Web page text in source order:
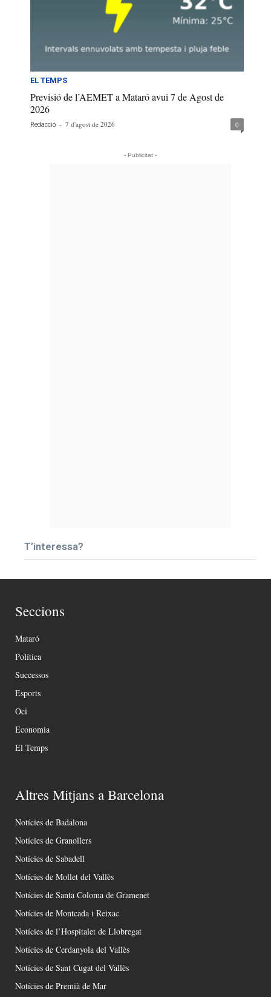
EL TEMPS
Previsió de l’AEMET a Mataró avui 7 de Agost de
2026
Redacció - 7 d'agost de 2026 0
- Publicitat -
T’interessa?
Seccions
Mataró
Política
Successos
Esports
Oci
Economia
El Temps
Altres Mitjans a Barcelona
Notícies de Badalona
Notícies de Granollers
Notícies de Sabadell
Notícies de Mollet del Vallès
Notícies de Santa Coloma de Gramenet
Notícies de Montcada i Reixac
Notícies de l’Hospitalet de Llobregat
Notícies de Cerdanyola del Vallès
Notícies de Sant Cugat del Vallès
Notícies de Premià de Mar